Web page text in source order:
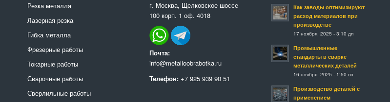
Резка металла
Лазерная резка
Гибка металла
Фрезерные работы
Токарные работы
Сварочные работы
Сверлильные работы
г. Москва, Щелковское шоссе
100 корп. 1 оф. 4018
Почта:
info@metalloobrabotka.ru
Телефон: +7 925 939 90 51
Как заводы оптимизируют
расход материалов при
производстве
17 ноября, 2025 - 3:10 дп
Промышленные
стандарты в сварке
металлических деталей
16 ноября, 2025 - 1:50 пп
Производство деталей с
применением